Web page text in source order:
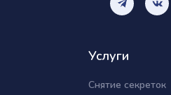
Услуги
Снятие секреток